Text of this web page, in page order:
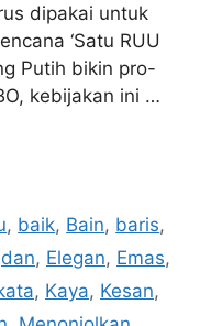
dipakai untuk
‘Satu RUU
Putih bikin pro-
kebijakan ini …
, baik, Bain, baris,
dan, Elegan, Emas,
, Kaya, Kesan,